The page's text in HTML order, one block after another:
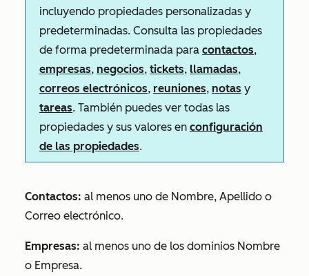
incluyendo propiedades personalizadas y
predeterminadas. Consulta las propiedades
de forma predeterminada para contactos,
empresas, negocios, tickets, llamadas,
correos electrónicos, reuniones, notas y
tareas. También puedes ver todas las
propiedades y sus valores en configuración
de las propiedades.
Contactos: al menos uno de Nombre, Apellido o
Correo electrónico.
Empresas: al menos uno de los dominios Nombre
o Empresa.